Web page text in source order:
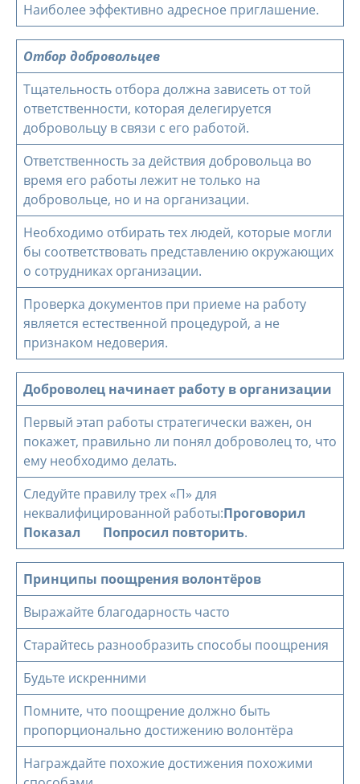
Наиболее эффективно адресное приглашение.
Отбор добровольцев
Тщательность отбора должна зависеть от той
ответственности, которая делегируется
добровольцу в связи с его работой.
Ответственность за действия добровольца во
время его работы лежит не только на
добровольце, но и на организации.
Необходимо отбирать тех людей, которые могли
бы соответствовать представлению окружающих
о сотрудниках организации.
Проверка документов при приеме на работу
является естественной процедурой, а не
признаком недоверия.
Доброволец начинает работу в организации
Первый этап работы стратегически важен, он
покажет, правильно ли понял доброволец то, что
ему необходимо делать.
Следуйте правилу трех «П» для
неквалифицированной работы:Проговорил
Показал Попросил повторить.
Принципы поощрения волонтёров
Выражайте благодарность часто
Старайтесь разнообразить способы поощрения
Будьте искренними
Помните, что поощрение должно быть
пропорционально достижению волонтёра
Награждайте похожие достижения похожими